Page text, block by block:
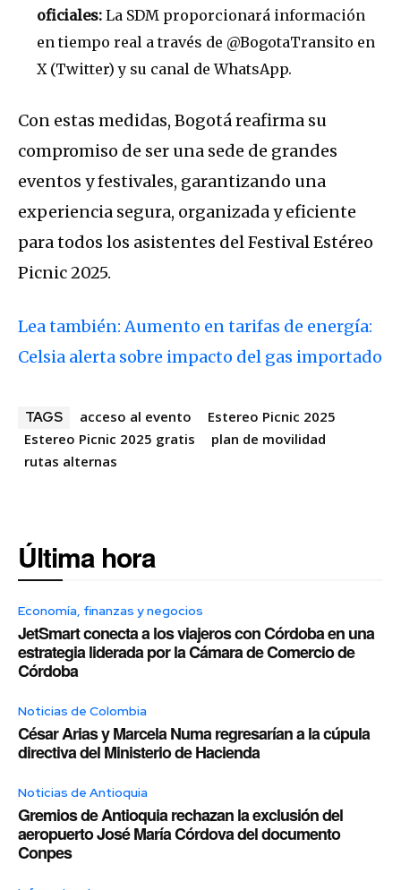
oficiales: La SDM proporcionará información
en tiempo real a través de @BogotaTransito en
X (Twitter) y su canal de WhatsApp.
Con estas medidas, Bogotá reafirma su
compromiso de ser una sede de grandes
eventos y festivales, garantizando una
experiencia segura, organizada y eficiente
para todos los asistentes del Festival Estéreo
Picnic 2025.
Lea también: Aumento en tarifas de energía:
Celsia alerta sobre impacto del gas importado
TAGS acceso al evento
Estereo Picnic 2025
Estereo Picnic 2025 gratis
plan de movilidad
rutas alternas
Última hora
Economía, finanzas y negocios
JetSmart conecta a los viajeros con Córdoba en una
estrategia liderada por la Cámara de Comercio de
Córdoba
Noticias de Colombia
César Arias y Marcela Numa regresarían a la cúpula
directiva del Ministerio de Hacienda
Noticias de Antioquia
Gremios de Antioquia rechazan la exclusión del
aeropuerto José María Córdova del documento
Conpes